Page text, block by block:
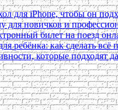
для iPhone, чтобы он
для новичков и
билет на поезд
ребёнка: как сделать
которые подходят